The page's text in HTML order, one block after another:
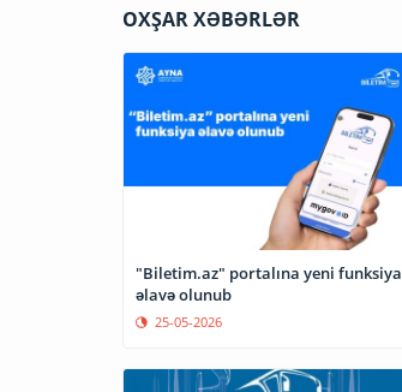
OXŞAR XƏBƏRLƏR
"Biletim.az" portalına yeni funksiya
əlavə olunub
25-05-2026